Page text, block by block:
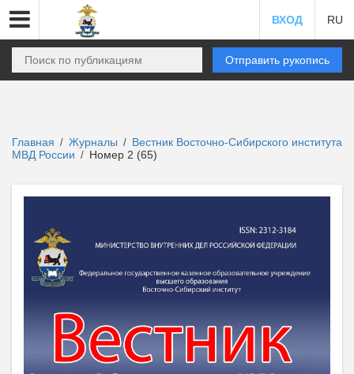
ВХОД RU
Отправить рукопись
Главная / Журналы / Вестник Восточно-Сибирского института
МВД России / Номер 2 (65)